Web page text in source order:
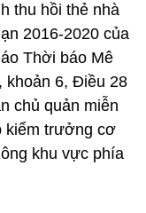
thu hồi thẻ nhà
2016-2020 của
Thời báo Mê
khoản 6, Điều 28
chủ quản miễn
kiểm trưởng cơ
khu vực phía